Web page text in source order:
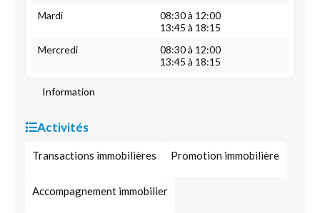
Mardi
08:30 à 12:00
13:45 à 18:15
Mercredi
08:30 à 12:00
13:45 à 18:15
Information
Activités
Transactions immobilières Promotion immobilière
Accompagnement immobilier